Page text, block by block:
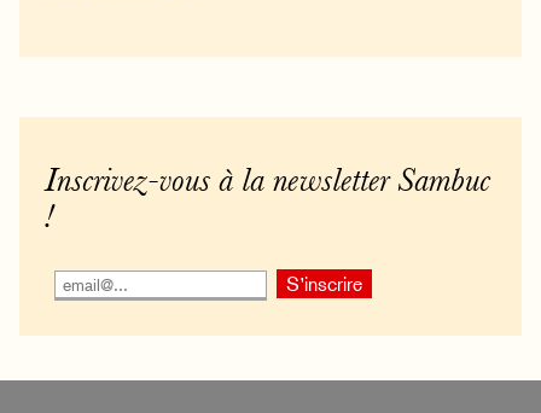
Inscrivez-vous à la newsletter Sambuc
!